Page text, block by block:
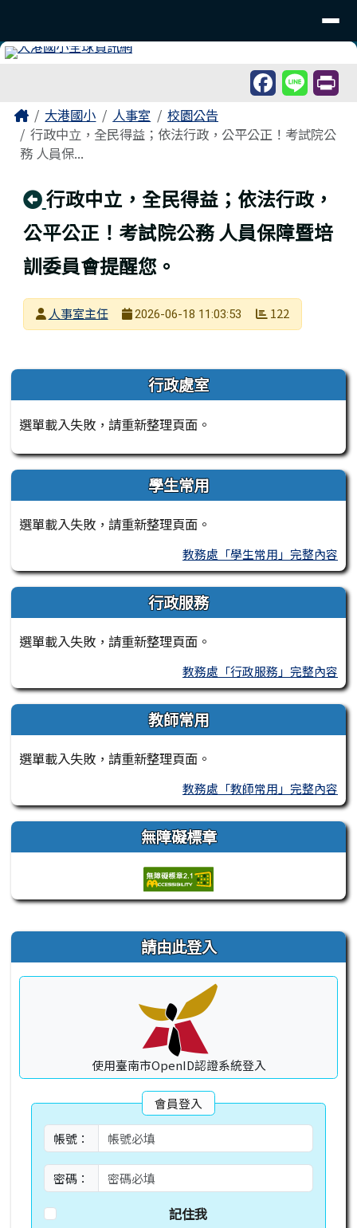
主內容區域
Home大港國小 人事室
校園公告
行政中立，全民得益；依法行政，公平公正！考試院公
務 人員保...
回上頁
行政中立，全民得益；依法行政，
公平公正！考試院公務 人員保障暨培
訓委員會提醒您。
發布者人事室主任
2026-06-18 11:03:53 122
左邊區域內容 行政處室
選單載入失敗，請重新整理頁面。
學生常用
選單載入失敗，請重新整理頁面。
教務處「學生常用」完整內容
行政服務
選單載入失敗，請重新整理頁面。
教務處「行政服務」完整內容
教師常用
選單載入失敗，請重新整理頁面。
教務處「教師常用」完整內容
無障礙標章
右邊區域內容 請由此登入
使用臺南市OpenID認證系統登入
會員登入
帳號：
密碼：
記住我
頁尾區域